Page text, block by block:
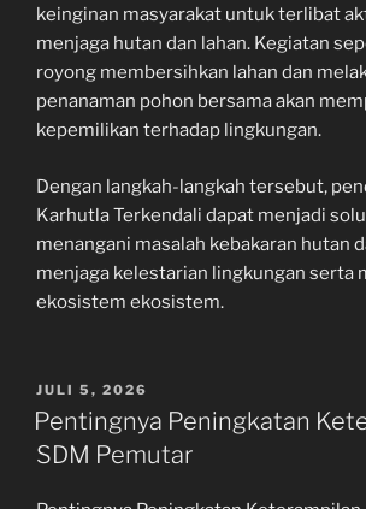
keinginan masyarakat untuk terlibat
menjaga hutan dan lahan. Kegiatan
royong membersihkan lahan dan
penanaman pohon bersama akan
kepemilikan terhadap lingkungan.
Dengan langkah-langkah tersebut,
Karhutla Terkendali dapat menjadi
menangani masalah kebakaran hutan
menjaga kelestarian lingkungan serta
ekosistem ekosistem.
POSTED
ON
JULI 5, 2026
Pentingnya Peningkatan
SDM Pemutar